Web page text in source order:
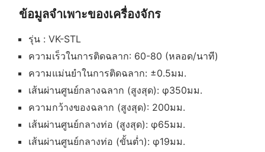
ข้อมูลจำเพาะของเครื่องจักร
รุ่น : VK-STL
ความเร็วในการติดฉลาก: 60-80 (หลอด/นาที)
ความแม่นยำในการติดฉลาก: ±0.5มม.
เส้นผ่านศูนย์กลางฉลาก (สูงสุด): φ350มม.
ความกว้างของฉลาก (สูงสุด): 200มม.
เส้นผ่านศูนย์กลางท่อ (สูงสุด): φ65มม.
เส้นผ่านศูนย์กลางท่อ (ขั้นต่ำ): φ19มม.